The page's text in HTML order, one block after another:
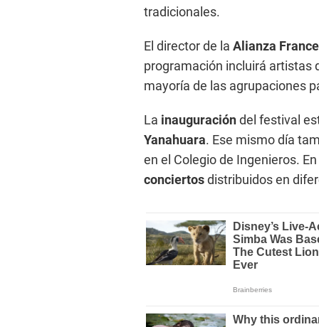
tradicionales.
El director de la Alianza
programación incluirá artistas
mayoría de las agrupaciones
La inauguracióndel festival
Yanahuara. Ese mismo día
en el Colegio de Ingenieros.
conciertosdistribuidos en